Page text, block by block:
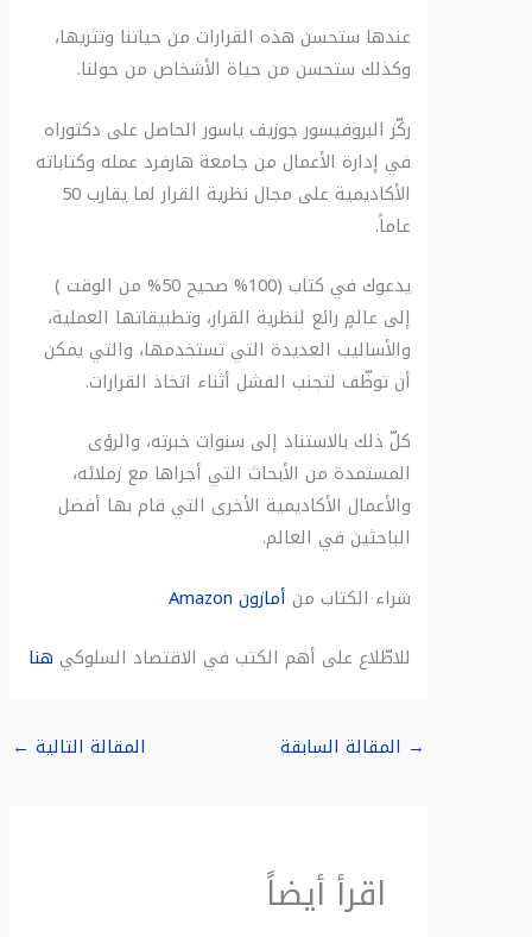
عندها ستحسن هذه القرارات من حياتنا وتثريها،
وكذلك ستحسن من حياة الأشخاص من حولنا.
ركّز البروفيسور جوزيف ياسور الحاصل على دكتوراه
في إدارة الأعمال من جامعة هارفرد عمله وكتاباته
الأكاديمية على مجال نظرية القرار لما يقارب 50
يدعوك في كتاب (100% صحيح 50% من الوقت )
إلى عالمٍ رائع لنظرية القرار، وتطبيقاتها العملية،
والأساليب العديدة التي تستخدمها، والتي يمكن
أن توظّف لتجنب الفشل أثناء اتخاذ القرارات.
كلّ ذلك بالاستناد إلى سنوات خبرته، والرؤى
المستمدة من الأبحاث التي أجراها مع زملائه،
والأعمال الأكاديمية الأخرى التي قام بها أفضل
الباحثين في العالم.
شراء الكتاب منأمازونAmazon
للاطّلاع على أهم الكتب في الاقتصاد السلوكيهنا
المقالة السابقة المقالة التالية←
اقرأ أيضاً